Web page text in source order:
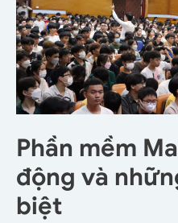
Phần mềm
động và
biệt